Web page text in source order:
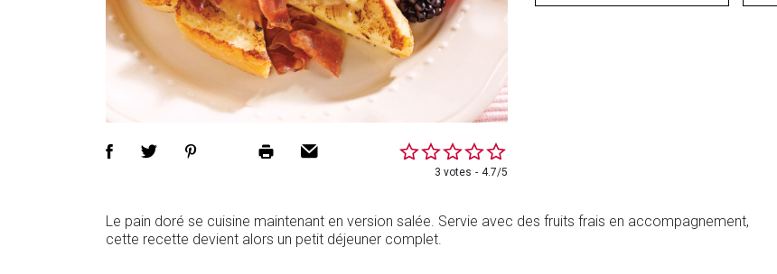
3 votes 4.7/5
Le pain doré se cuisine maintenant en version salée. Servie avec des fruits frais en accompagnement,
cette recette devient alors un petit déjeuner complet.